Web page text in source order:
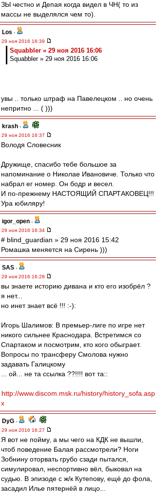
ЗЫ честно и Депая когда видел в ЧН( то из
массы не выделялся чем то).
Los -
29 ноя 2016 16:39
Squabbler » 29 ноя 2016 16:06
Squabbler » 29 ноя 2016 16:06
увы .. только штраф на Павелецком .. но очень
непритно ... ( )))
krash -
29 ноя 2016 16:37
Володя Словесник
Дружище, спасибо тебе большое за
напоминание о Николае Ивановиче. Только что
набрал ег номер. Он бодр и весел.
И по-прежнему НАСТОЯЩИЙ СПАРТАКОВЕЦ!!!
Ура юбиляру!
igor_open -
29 ноя 2016 16:34
# blind_guardian » 29 ноя 2016 15:42
Ромашка меняется на Сирень )))
SAS -
29 ноя 2016 16:28
вы знаете историю дивана и кто его изобрёл ?
я нет...
но инет знает всё !!! :-):
Игорь Шалимов: В премьер-лиге по игре нет
никого сильнее Краснодара. Встретимся со
Спартаком и посмотрим, кто кого обыграет.
Вопросы по трансферу Смолова нужно
задавать Галицкому
... ой... не та ссылка ??!!!! вот та::
http://www.discom.msk.ru/history/history_sofa.asp
x
DyG -
29 ноя 2016 16:27
Я вот не пойму, а мы чего на КДК не вышли,
чтоб поведение Балая рассмотрели? Ноги
Зобнину оторвать грубо сзади пытался,
симулировал, неспортивно вёл, быковал на
судью. В эпизоде с ж/к Кутепову, ещё до фола,
засадил Илье пятернёй в лицо...